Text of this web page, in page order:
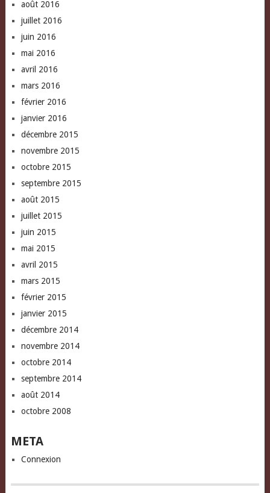
août 2016
juillet 2016
juin 2016
mai 2016
avril 2016
mars 2016
février 2016
janvier 2016
décembre 2015
novembre 2015
octobre 2015
septembre 2015
août 2015
juillet 2015
juin 2015
mai 2015
avril 2015
mars 2015
février 2015
janvier 2015
décembre 2014
novembre 2014
octobre 2014
septembre 2014
août 2014
octobre 2008
META
Connexion